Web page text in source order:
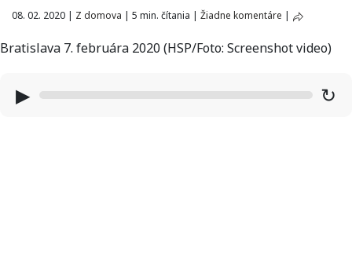
08. 02. 2020 | Z domova | 5 min. čítania | Žiadne komentáre |
Bratislava 7. februára 2020 (HSP/Foto: Screenshot video)
▶ ↻